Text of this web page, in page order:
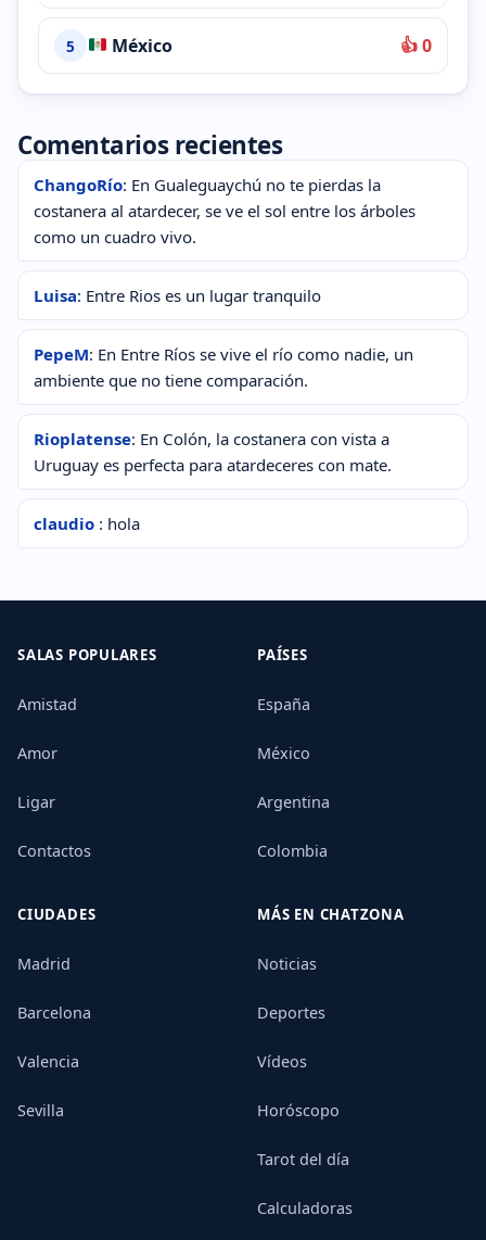
5 México 👍 0
Comentarios recientes
ChangoRío: En Gualeguaychú no te pierdas la
costanera al atardecer, se ve el sol entre los árboles
como un cuadro vivo.
Luisa: Entre Rios es un lugar tranquilo
PepeM: En Entre Ríos se vive el río como nadie, un
ambiente que no tiene comparación.
Rioplatense: En Colón, la costanera con vista a
Uruguay es perfecta para atardeceres con mate.
claudio : hola
SALAS POPULARES
Amistad
Amor
Ligar
Contactos
PAÍSES
España
México
Argentina
Colombia
CIUDADES
Madrid
Barcelona
Valencia
Sevilla
MÁS EN CHATZONA
Noticias
Deportes
Vídeos
Horóscopo
Tarot del día
Calculadoras